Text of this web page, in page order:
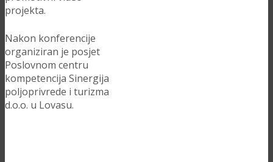
projekta.
Nakon konferencije
organiziran je posjet
Poslovnom centru
kompetencija Sinergija
poljoprivrede i turizma
d.o.o. u Lovasu.